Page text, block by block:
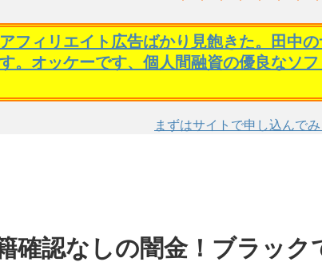
フィリエイト広告ばかり見飽きた。田中
。オッケーです、個人間融資の優良なソ
まずはサイトで申し込んでみ
確認なしの闇金！ブラック